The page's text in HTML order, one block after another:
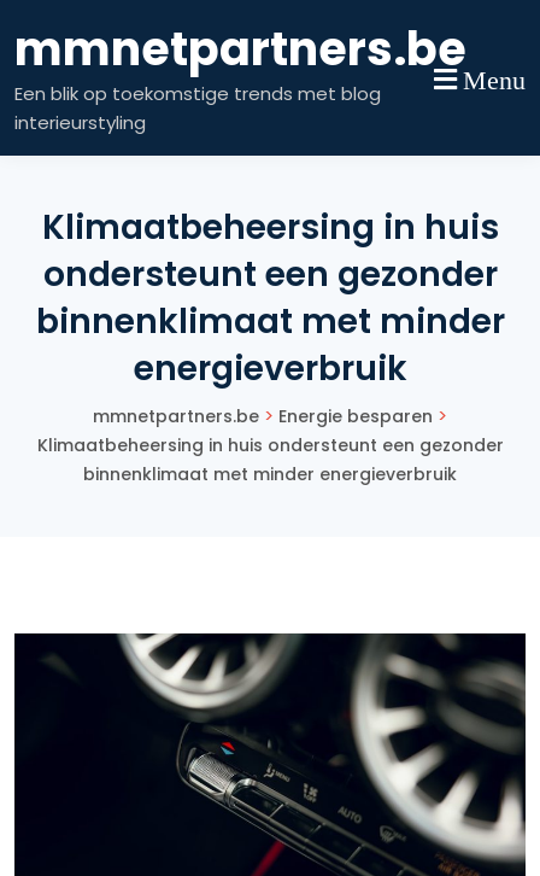
to
content
mmnetpartners.be
Een blik op toekomstige trends met blog
interieurstyling
Menu
Klimaatbeheersing in huis
ondersteunt een gezonder
binnenklimaat met minder
energieverbruik
mmnetpartners.be > Energie besparen >
Klimaatbeheersing in huis ondersteunt een gezonder
binnenklimaat met minder energieverbruik